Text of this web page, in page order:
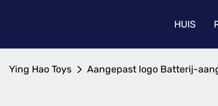
HUIS
Ying Hao Toys Aangepast logo Batterij-